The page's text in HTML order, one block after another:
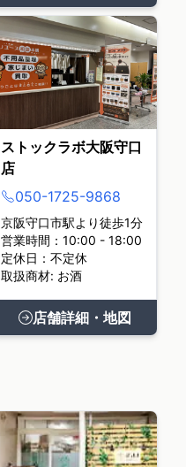
ストックラボ大阪守口
店
050-1725-9868
京阪守口市駅より徒歩1分
営業時間：10:00 - 18:00
定休日：不定休
取扱商材: お酒
店舗詳細・地図